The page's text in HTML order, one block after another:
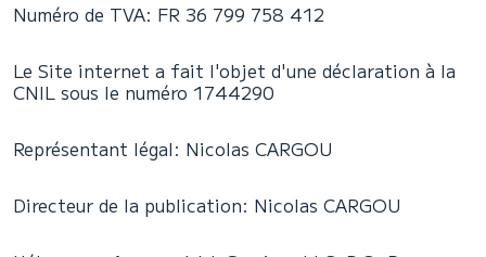
Numéro de TVA: FR 36 799 758 412
Le Site internet a fait l'objet d'une déclaration à la
CNIL sous le numéro 1744290
Représentant légal: Nicolas CARGOU
Directeur de la publication: Nicolas CARGOU